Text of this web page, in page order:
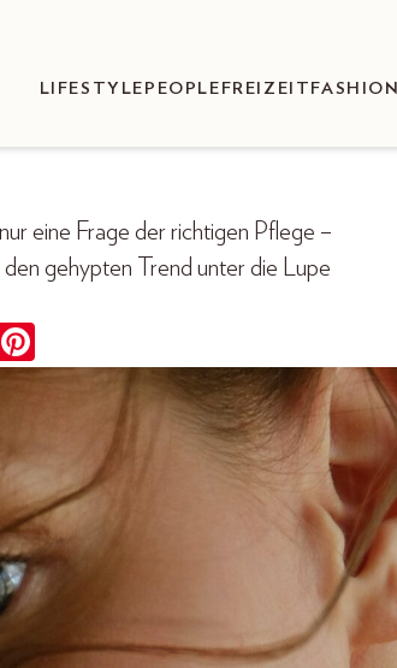
LIFESTYLE PEOPLE FREIZEIT FASHION
eine Frage der richtigen Pflege –
gehypten Trend unter die Lupe